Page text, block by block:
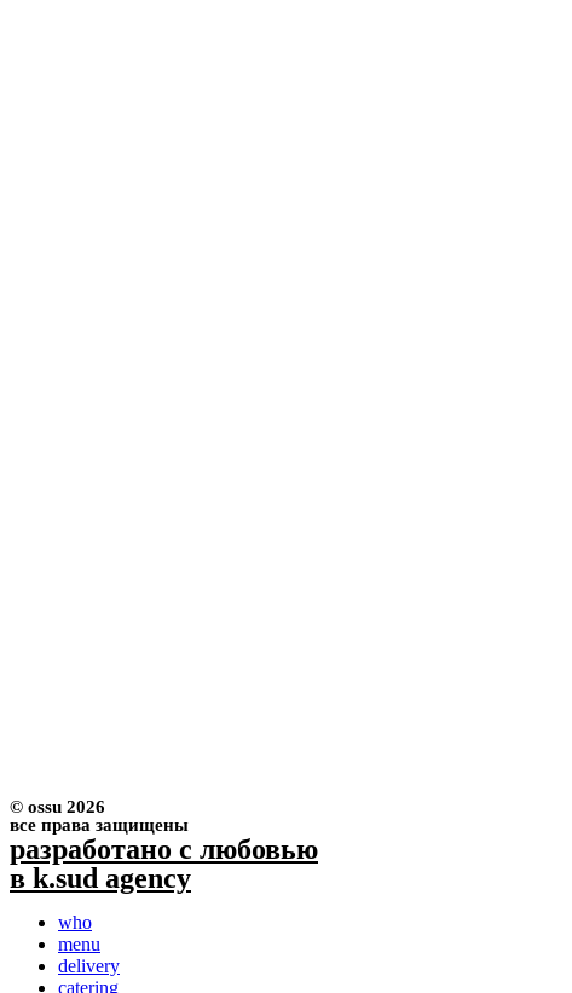
© ossu 2026
все права защищены
разработано с любовью
в k.sud agency
who
menu
delivery
catering